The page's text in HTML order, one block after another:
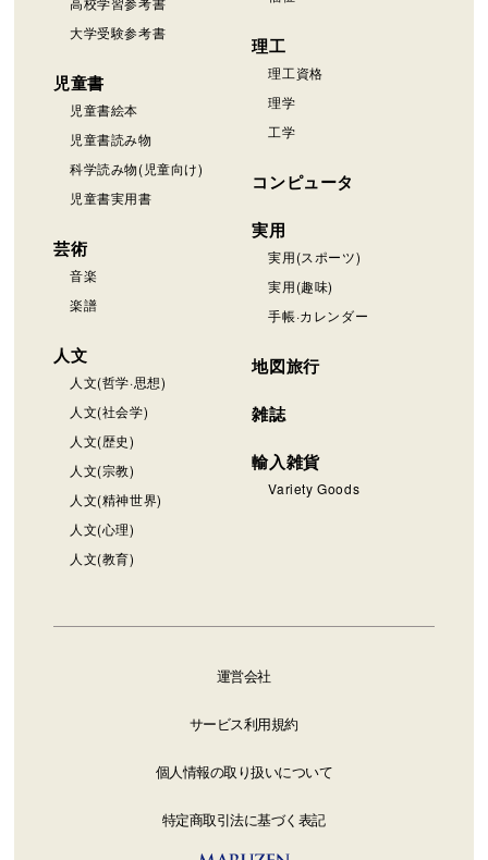
大学受験参考書
児童書
児童書絵本
児童書読み物
科学読み物(児童向け)
児童書実用書
芸術
音楽
楽譜
人文
人文(哲学·思想)
人文(社会学)
人文(歴史)
人文(宗教)
人文(精神世界)
人文(心理)
人文(教育)
理工
理工資格
理学
工学
コンピュータ
実用
実用(スポーツ)
実用(趣味)
手帳·カレンダー
地図旅行
雑誌
輸入雑貨
Variety Goods
運営会社
サービス利用規約
個人情報の取り扱いについて
特定商取引法に基づく表記